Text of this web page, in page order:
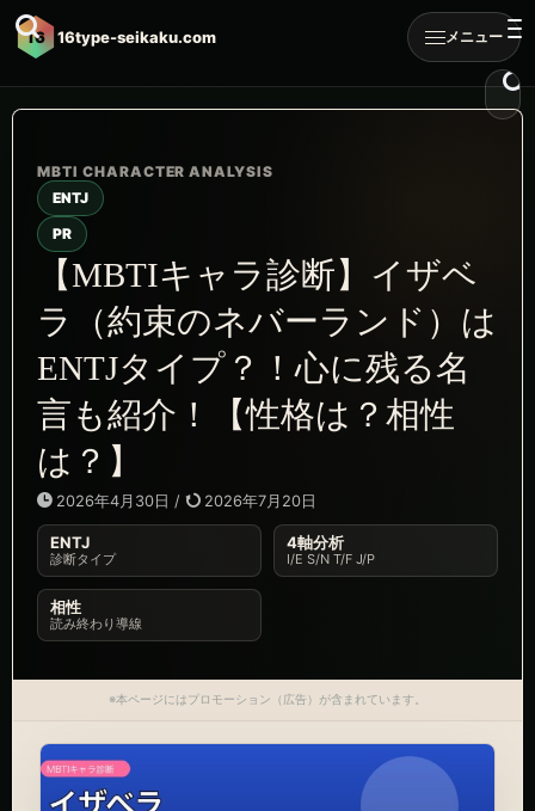
16 16type-seikaku.com メニュー
ENTJ
PR
【MBTIキャラ診断】イザベ
ラ（約束のネバーランド）は
ENTJタイプ？！心に残る名
言も紹介！【性格は？相性
は？】
2026年4月30日 / 2026年7月20日
ENTJ
診断タイプ
4軸分析
I/E S/N T/F J/P
相性
読み終わり導線
※本ページにはプロモーション（広告）が含まれています。